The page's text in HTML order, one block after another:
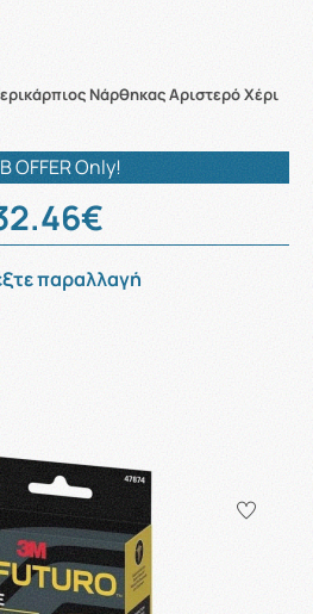
Νάρθηκας Αριστερό Χέρι
OFFER Only!
παραλλαγή